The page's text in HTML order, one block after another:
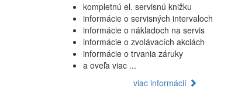
kompletnú el. servisnú knižku
informácie o servisných intervaloch
informácie o nákladoch na servis
informácie o zvolávacích akciách
informácie o trvania záruky
a oveľa viac ...
viac informácií